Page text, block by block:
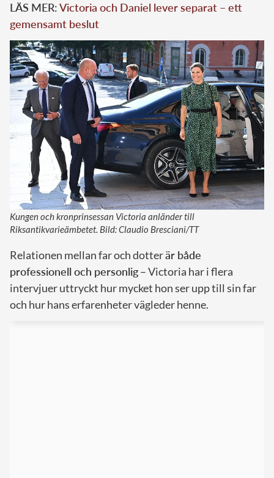
LÄS MER:Victoria och Daniel lever separat – ett
gemensamt beslut
Kungen och kronprinsessan Victoria anländer till
Riksantikvarieämbetet. Bild: Claudio Bresciani/TT
Relationen mellan far och dotterär både
professionell och personlig– Victoria har i flera
intervjuer uttryckt hur mycket hon ser upp till sin far
och hur hans erfarenheter vägleder henne.